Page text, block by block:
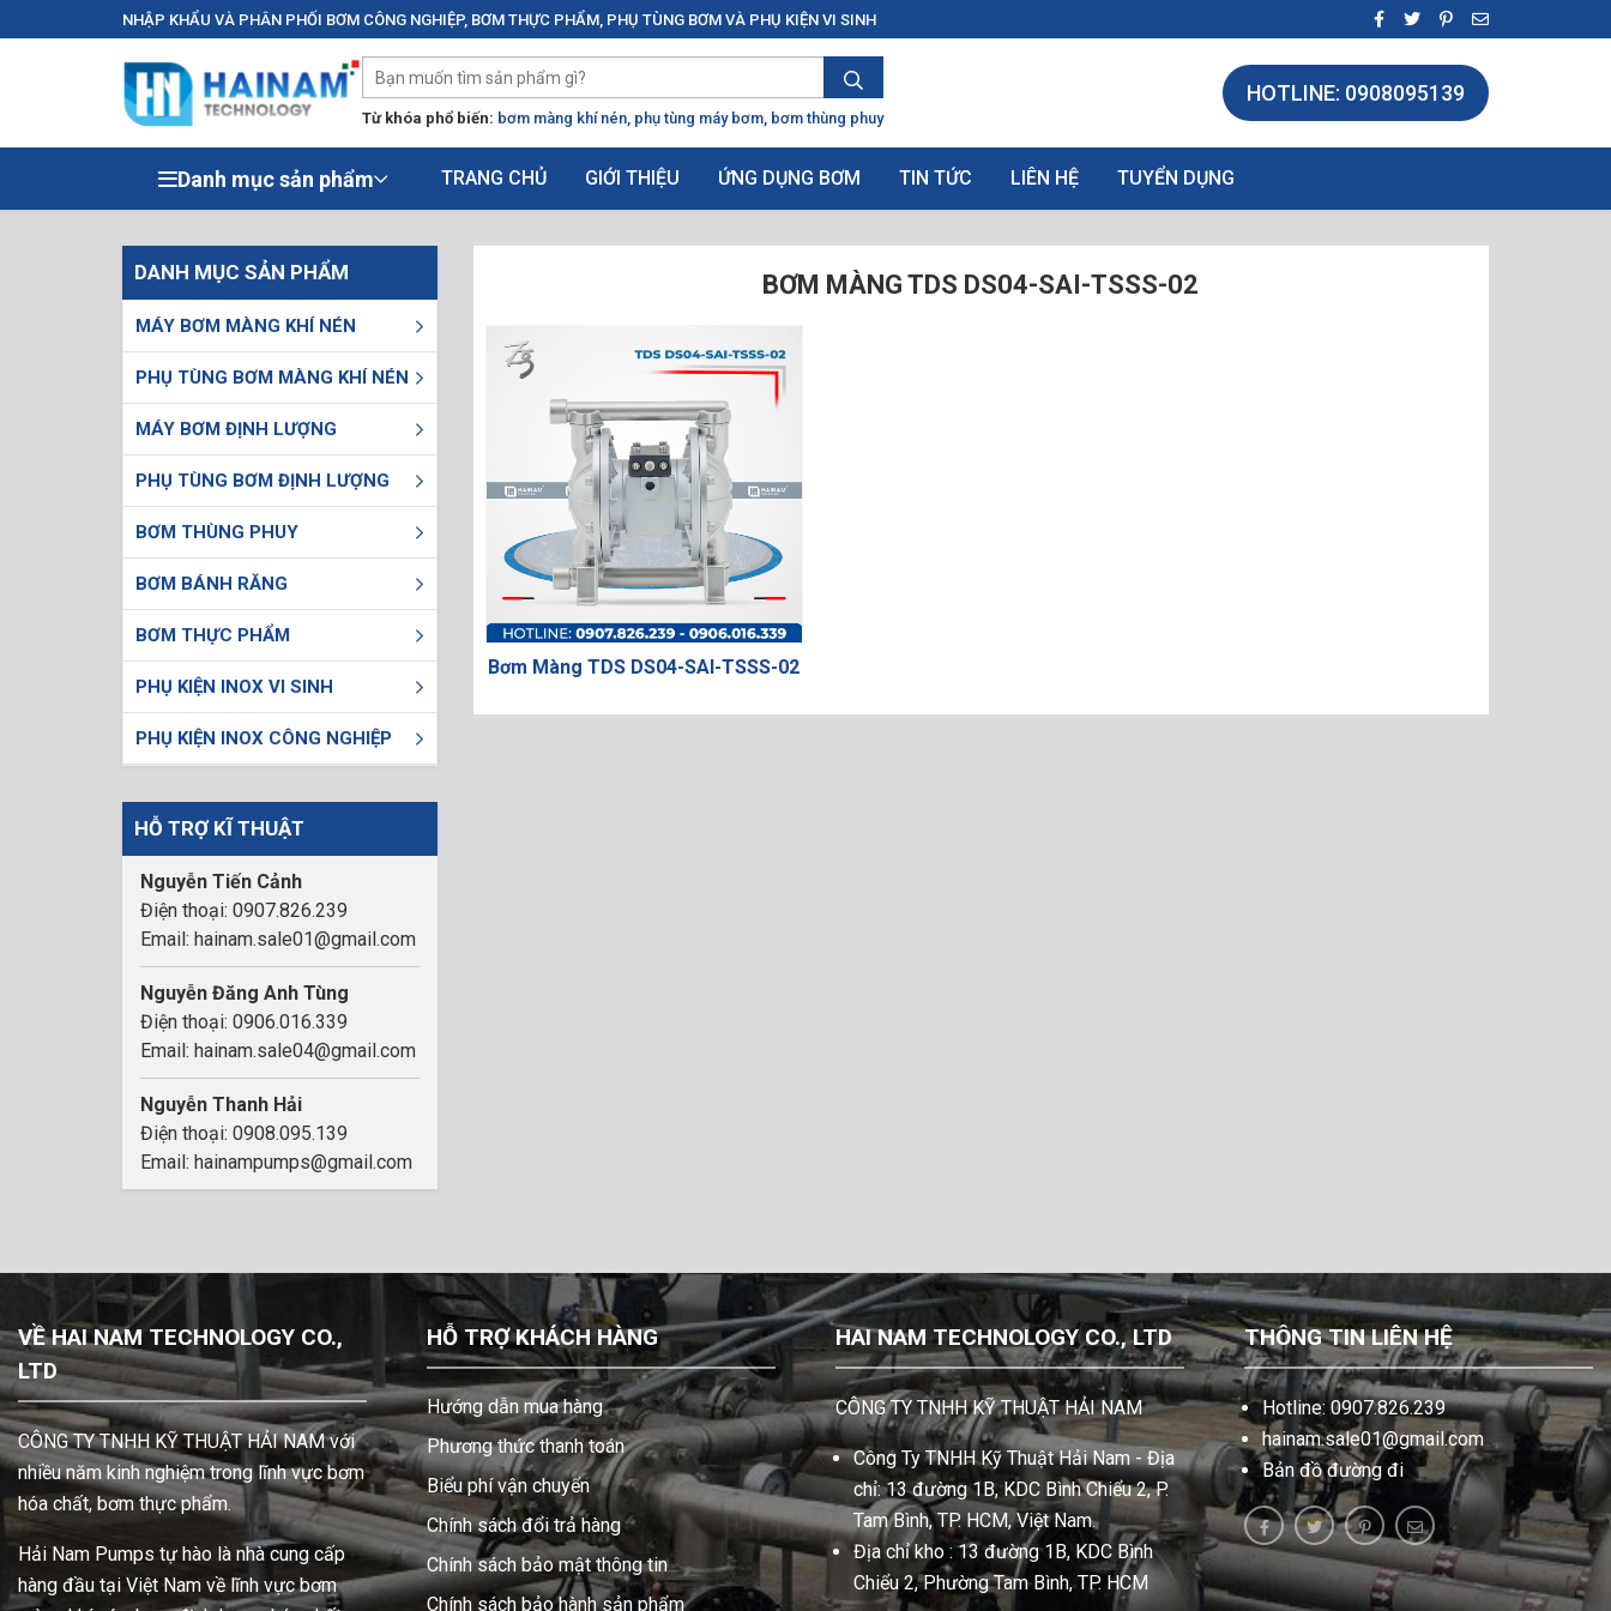
NHẬP KHẨU VÀ PHÂN PHỐI BƠM CÔNG NGHIỆP, BƠM THỰC PHẨM, PHỤ TÙNG BƠM VÀ PHỤ KIỆN VI SINH
Từ khóa phổ biến: bơm màng khí nén phụ tùng máy bơm bơm thùng phuy
HOTLINE: 0908095139
Danh mục sản phẩm TRANG CHỦ GIỚI THIỆU ỨNG DỤNG BƠM TIN TỨC LIÊN HỆ TUYỂN DỤNG
DANH MỤC SẢN PHẨM
MÁY BƠM MÀNG KHÍ NÉN
PHỤ TÙNG BƠM MÀNG KHÍ NÉN
MÁY BƠM ĐỊNH LƯỢNG
PHỤ TÙNG BƠM ĐỊNH LƯỢNG
BƠM THÙNG PHUY
BƠM BÁNH RĂNG
BƠM THỰC PHẨM
PHỤ KIỆN INOX VI SINH
PHỤ KIỆN INOX CÔNG NGHIỆP
HỖ TRỢ KĨ THUẬT
Nguyễn Tiến Cảnh
Điện thoại: 0907.826.239
Email: hainam.sale01@gmail.com
Nguyễn Đăng Anh Tùng
Điện thoại: 0906.016.339
Email: hainam.sale04@gmail.com
Nguyễn Thanh Hải
Điện thoại: 0908.095.139
Email: hainampumps@gmail.com
BƠM MÀNG TDS DS04-SAI-TSSS-02
Bơm Màng TDS DS04-SAI-TSSS-02
VỀ HAI NAM TECHNOLOGY CO.,
LTD
CÔNG TY TNHH KỸ THUẬT HẢI NAM với
nhiều năm kinh nghiệm trong lĩnh vực bơm
hóa chất, bơm thực phẩm.
Hải Nam Pumps tự hào là nhà cung cấp
hàng đầu tại Việt Nam về lĩnh vực bơm
HỖ TRỢ KHÁCH HÀNG
Hướng dẫn mua hàng
Phương thức thanh toán
Biểu phí vận chuyển
Chính sách đổi trả hàng
Chính sách bảo mật thông tin
Chính sách bảo hành sản phẩm
HAI NAM TECHNOLOGY CO., LTD
CÔNG TY TNHH KỸ THUẬT HẢI NAM
Công Ty TNHH Kỹ Thuật Hải Nam - Địa
chỉ: 13 đường 1B, KDC Bình Chiểu 2, P.
Tam Bình, TP. HCM, Việt Nam.
Địa chỉ kho : 13 đường 1B, KDC Bình
Chiểu 2, Phường Tam Bình, TP. HCM
THÔNG TIN LIÊN HỆ
Hotline: 0907.826.239
hainam.sale01@gmail.com
Bản đồ đường đi